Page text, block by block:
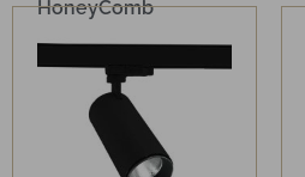
HoneyComb